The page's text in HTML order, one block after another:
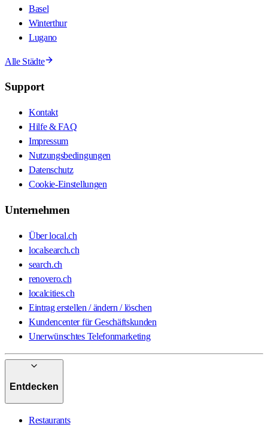
Basel
Winterthur
Lugano
Alle Städte
Support
Kontakt
Hilfe & FAQ
Impressum
Nutzungsbedingungen
Datenschutz
Cookie-Einstellungen
Unternehmen
Über local.ch
localsearch.ch
search.ch
renovero.ch
localcities.ch
Eintrag erstellen / ändern / löschen
Kundencenter für Geschäftskunden
Unerwünschtes Telefonmarketing
Entdecken
Restaurants